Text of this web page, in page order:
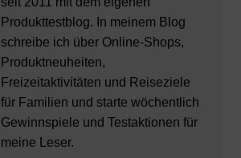
Produkttestblog. In meinem Blog
schreibe ich über Online-Shops,
Produktneuheiten,
Freizeitaktivitäten und Reiseziele
für Familien und starte wöchentlich
Gewinnspiele und Testaktionen für
meine Leser.